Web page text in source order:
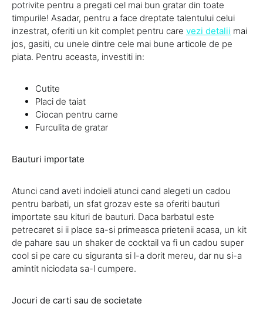
potrivite pentru a pregati cel mai bun gratar din toate
timpurile! Asadar, pentru a face dreptate talentului celui
inzestrat, oferiti un kit complet pentru care vezi detalii mai
jos, gasiti, cu unele dintre cele mai bune articole de pe
piata. Pentru aceasta, investiti in:
Cutite
Placi de taiat
Ciocan pentru carne
Furculita de gratar
Bauturi importate
Atunci cand aveti indoieli atunci cand alegeti un cadou
pentru barbati, un sfat grozav este sa oferiti bauturi
importate sau kituri de bauturi. Daca barbatul este
petrecaret si ii place sa-si primeasca prietenii acasa, un kit
de pahare sau un shaker de cocktail va fi un cadou super
cool si pe care cu siguranta si l-a dorit mereu, dar nu si-a
amintit niciodata sa-l cumpere.
Jocuri de carti sau de societate